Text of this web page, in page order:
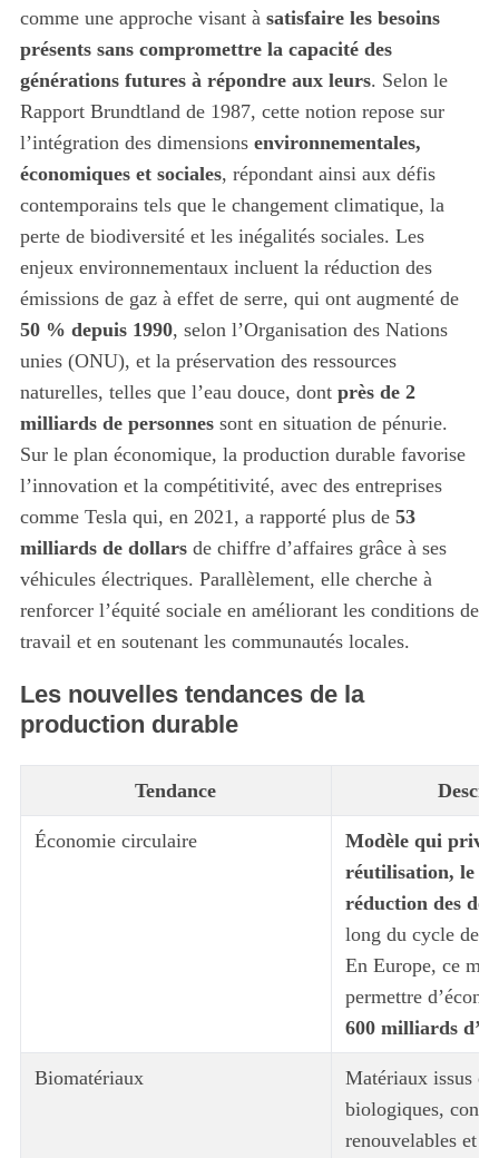
comme une approche visant à satisfaire les besoins
présents sans compromettre la capacité des
générations futures à répondre aux leurs. Selon le
Rapport Brundtland de 1987, cette notion repose sur
l’intégration des dimensions environnementales,
économiques et sociales, répondant ainsi aux défis
contemporains tels que le changement climatique, la
perte de biodiversité et les inégalités sociales. Les
enjeux environnementaux incluent la réduction des
émissions de gaz à effet de serre, qui ont augmenté de
50 % depuis 1990, selon l’Organisation des Nations
unies (ONU), et la préservation des ressources
naturelles, telles que l’eau douce, dont près de 2
milliards de personnessont en situation de pénurie.
Sur le plan économique, la production durable favorise
l’innovation et la compétitivité, avec des entreprises
comme Tesla qui, en 2021, a rapporté plus de 53
milliards de dollarsde chiffre d’affaires grâce à ses
véhicules électriques. Parallèlement, elle cherche à
renforcer l’équité sociale en améliorant les conditions de
travail et en soutenant les communautés locales.
Les nouvelles tendances de la
production durable
Tendance
Économie circulaire
Modèle qui
réutilisation, le
réduction des
long du cycle de
En Europe, ce
permettre
600 milliards
Biomatériaux
Matériaux issus
biologiques,
renouvelables et